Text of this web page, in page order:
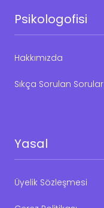
Psikologofisi
Hakkımızda
Sıkça Sorulan Sorular
Yasal
Üyelik Sözleşmesi